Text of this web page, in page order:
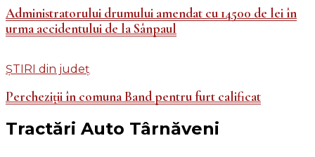
Administratorului drumului amendat cu 14500 de lei în
urma accidentului de la Sânpaul
ȘTIRI din județ
Percheziții în comuna Band pentru furt calificat
Tractări Auto Târnăveni